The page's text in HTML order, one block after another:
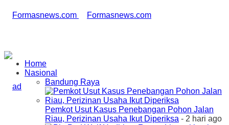
Home
Nasional
Bandung Raya
Pemkot Usut Kasus Penebangan Pohon Jalan
Riau, Perizinan Usaha Ikut Diperiksa - 2 hari ago